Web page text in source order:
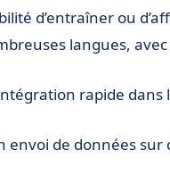
d’entraîner ou
langues,
rapide dans
envoi de données sur